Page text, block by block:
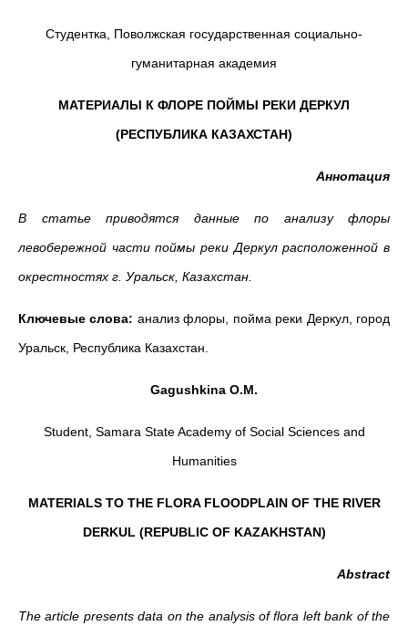
Студентка, Поволжская государственная социально-
гуманитарная академия
МАТЕРИАЛЫ К ФЛОРЕ ПОЙМЫ РЕКИ ДЕРКУЛ
(РЕСПУБЛИКА КАЗАХСТАН)
Аннотация
В статье приводятся данные по анализу флоры
левобережной части поймы реки Деркул расположенной в
окрестностях г. Уральск, Казахстан.
Ключевые слова: анализ флоры, пойма реки Деркул, город
Уральск, Республика Казахстан.
Gagushkina O.M.
Student, Samara State Academy of Social Sciences and
Humanities
MATERIALS TO THE FLORA FLOODPLAIN OF THE RIVER
DERKUL (REPUBLIC OF KAZAKHSTAN)
Abstract
The article presents data on the analysis of flora left bank of the